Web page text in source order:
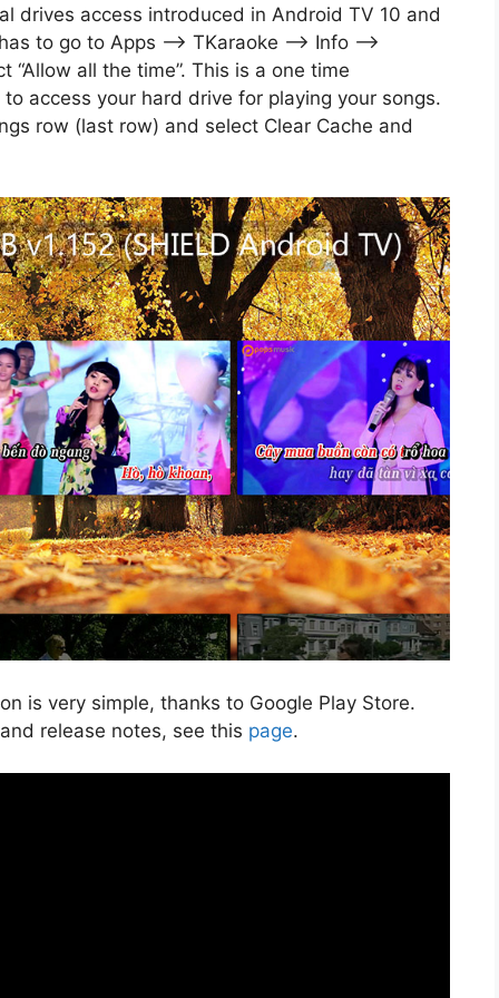
drives access introduced in Android TV 10 and
to go to Apps –> TKaraoke –> Info –>
all the time”. This is a one time
access your hard drive for playing your songs.
row (last row) and select Clear Cache and
is very simple, thanks to Google Play Store.
release notes, see this page.